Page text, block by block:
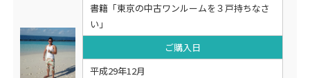
書籍「東京の中古ワンルームを３戸持ちなさ
い」
ご購入日
平成29年12月